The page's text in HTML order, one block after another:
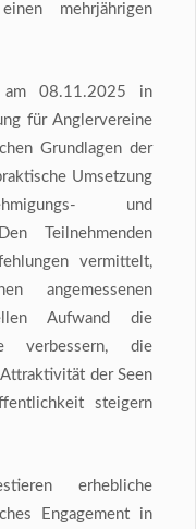
mehrjährigen
am 08.11.2025 in
für Anglervereine
Grundlagen der
Umsetzung
und
Teilnehmenden
vermittelt,
angemessenen
Aufwand die
verbessern, die
der Seen
steigern
erhebliche
Engagement in